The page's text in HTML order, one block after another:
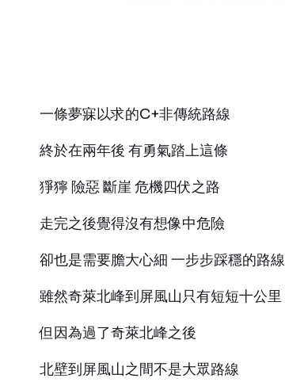
一條夢寐以求的C+非傳統路線
終於在兩年後 有勇氣踏上這條
猙獰 險惡 斷崖 危機四伏之路
走完之後覺得沒有想像中危險
卻也是需要膽大心細 一步步踩穩的路線
雖然奇萊北峰到屏風山只有短短十公里
但因為過了奇萊北峰之後
北壁到屏風山之間不是大眾路線